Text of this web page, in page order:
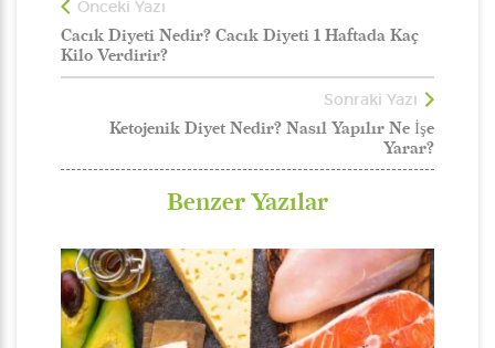
Önceki Yazı
Cacık Diyeti Nedir? Cacık Diyeti 1 Haftada Kaç
Kilo Verdirir?
Sonraki Yazı
Ketojenik Diyet Nedir? Nasıl Yapılır Ne İşe
Yarar?
Benzer Yazılar